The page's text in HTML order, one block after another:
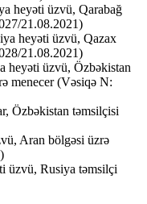
heyəti üzvü, Qarabağ
21.08.2021)
heyəti üzvü, Qazax
21.08.2021)
heyəti üzvü, Özbəkistan
menecer (Vəsiqə N:
Özbəkistan təmsilçisi
Aran bölgəsi üzrə
üzvü, Rusiya təmsilçi